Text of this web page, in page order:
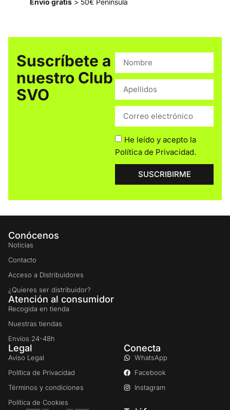
Suscríbete a
nuestro Club
SVO
He leído y acepto la
Política de Privacidad.
SUSCRIBIRME
Conócenos
Noticias
Contacto
Acceso a Distribuidores
¿Quieres ser distribuidor?
Atención al consumidor
Recogida en tienda
Nuestras tiendas
Envíos 24-48h
Legal
Aviso Legal
Política de Privacidad
Términos y condiciones
Política de Cookies
Conecta
WhatsApp
Facebook
Instagram